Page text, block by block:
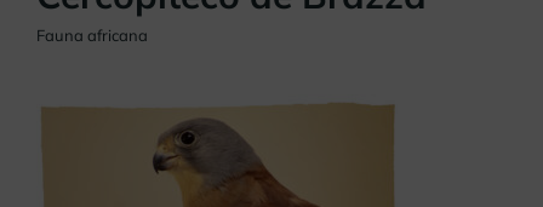
Fauna africana